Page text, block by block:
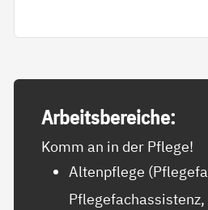
Ar­beits­be­rei­che:
Komm an in der Pflege!
Altenpflege